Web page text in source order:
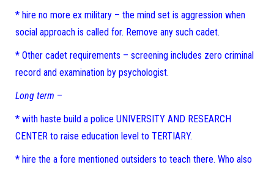
* hire no more ex military – the mind set is aggression when
social approach is called for. Remove any such cadet.
* Other cadet requirements – screening includes zero criminal
record and examination by psychologist.
Long term –
* with haste build a police UNIVERSITY AND RESEARCH
CENTER to raise education level to TERTIARY.
* hire the a fore mentioned outsiders to teach there. Who also